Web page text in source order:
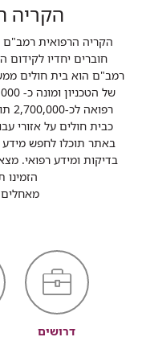
הקריה
הקריה הרפואית רמב"ם -
חוברים יחדיו לקידום
רמב"ם הוא בית חולים
כבית חולים על אזורי עבור 12 בתי חולים בצפון מדינת
באתר תוכלו לחפש מידע
בדיקות ומידע רפואי.
הזמינו
מאחלים
דרושים